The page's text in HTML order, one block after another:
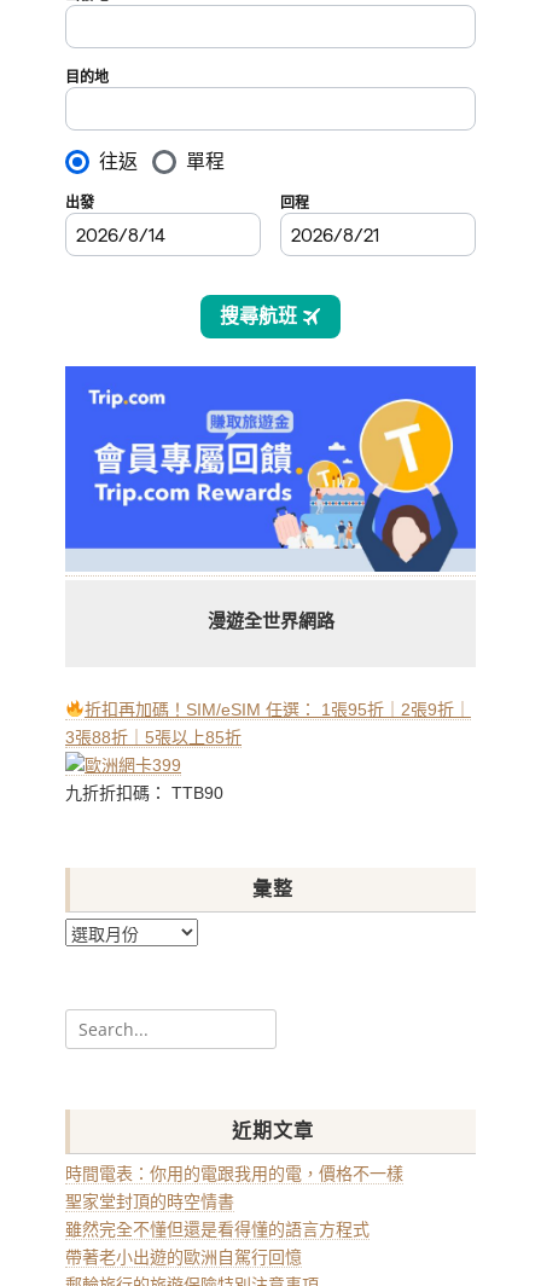
漫遊全世界網路
折扣再加碼！SIM/eSIM 任選： 1張95折｜2張9折｜
3張88折｜5張以上85折
九折折扣碼： TTB90
彙整
彙
Search
for:
近期文章
時間電表：你用的電跟我用的電，價格不一樣
聖家堂封頂的時空情書
雖然完全不懂但還是看得懂的語言方程式
帶著老小出遊的歐洲自駕行回憶